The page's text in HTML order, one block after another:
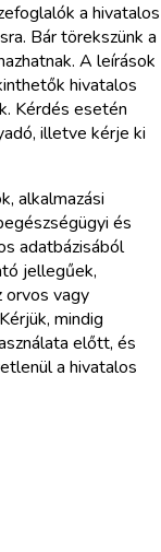
a hivatalos
Bár törekszünk a
A leírások
hivatalos
Kérdés esetén
illetve kérje ki
alkalmazási
és
adatbázisából
jellegűek,
orvos vagy
mindig
előtt, és
a hivatalos